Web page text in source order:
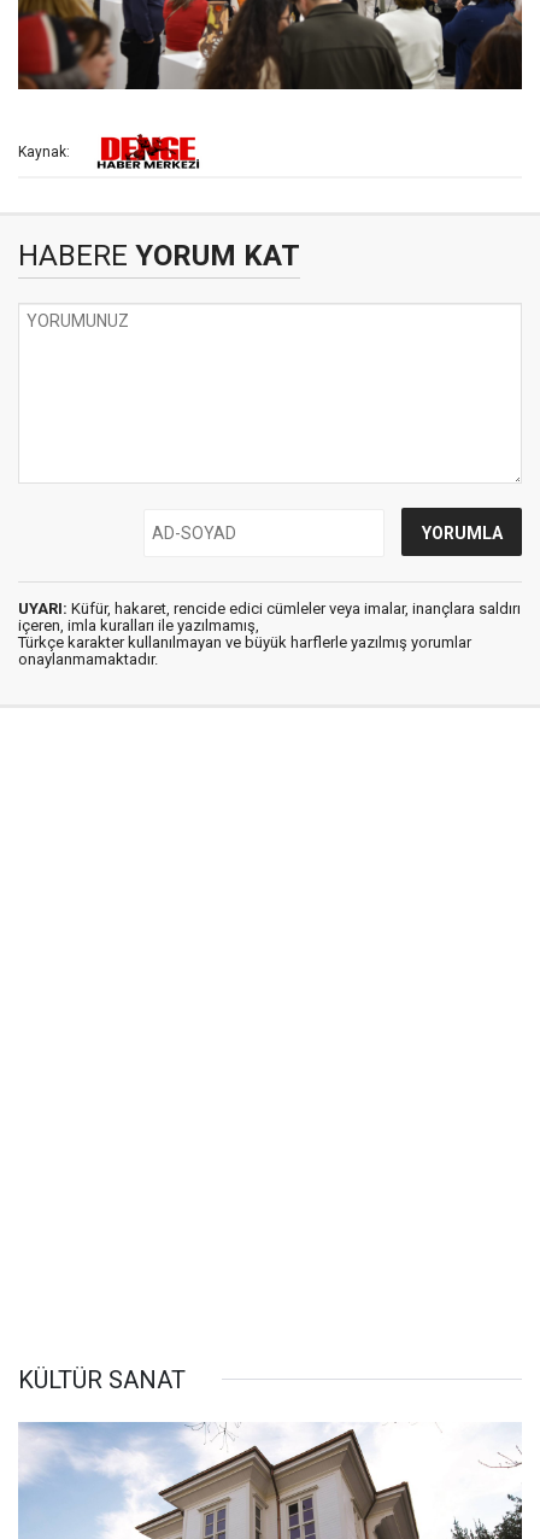
Kaynak:
HABERE YORUM KAT
UYARI: Küfür, hakaret, rencide edici cümleler veya imalar, inançlara saldırı
içeren, imla kuralları ile yazılmamış,
Türkçe karakter kullanılmayan ve büyük harflerle yazılmış yorumlar
onaylanmamaktadır.
KÜLTÜR SANAT